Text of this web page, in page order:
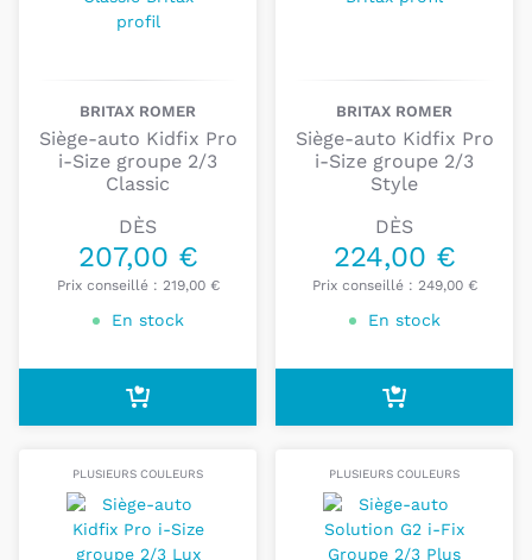
BRITAX ROMER
Siège-auto Kidfix Pro
i-Size groupe 2/3
Classic
DÈS
207,00 €
Prix conseillé : 219,00 €
En stock
BRITAX ROMER
Siège-auto Kidfix Pro
i-Size groupe 2/3
Style
DÈS
224,00 €
Prix conseillé : 249,00 €
En stock
PLUSIEURS COULEURS PLUSIEURS COULEURS